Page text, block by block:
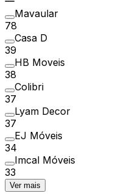
Mavaular
78
Casa D
39
HB Moveis
38
Colibri
37
Lyam Decor
37
EJ Móveis
34
Imcal Móveis
33
Ver mais